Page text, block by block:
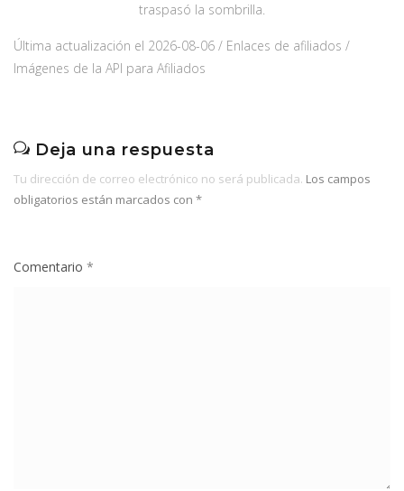
traspasó la sombrilla.
Última actualización el 2026-08-06 / Enlaces de afiliados /
Imágenes de la API para Afiliados
Deja una respuesta
Tu dirección de correo electrónico no será publicada. Los campos
obligatorios están marcados con *
Comentario *